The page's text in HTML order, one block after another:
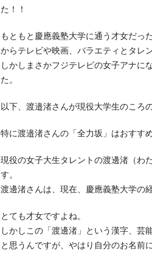
た！！
もともと慶應義塾大学に通う才女だっ
からテレビや映画、バラエティとタレ
しかしまさかフジテレビの女子アナに
た。
以下、渡邉渚さんが現役大学生のころ
特に渡邉渚さんの「全力坂」はおすす
現役の女子大生タレントの渡邊渚（わ
す。
渡邊渚さんは、現在、慶應義塾大学の
とても才女ですよね。
しかしこの「渡邊渚」という漢字、芸
と思うんですが、やはり自分のお名前